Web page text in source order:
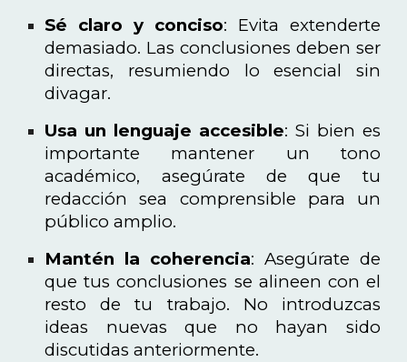
Sé claro y conciso: Evita extenderte
demasiado. Las conclusiones deben ser
directas, resumiendo lo esencial sin
divagar.
Usa un lenguaje accesible: Si bien es
importante mantener un tono
académico, asegúrate de que tu
redacción sea comprensible para un
público amplio.
Mantén la coherencia: Asegúrate de
que tus conclusiones se alineen con el
resto de tu trabajo. No introduzcas
ideas nuevas que no hayan sido
discutidas anteriormente.